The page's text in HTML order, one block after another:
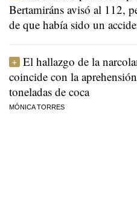
Bertamiráns avisó al 112,
de que había sido un
El hallazgo de la
coincide con la
toneladas de coca
MÓNICA TORRES